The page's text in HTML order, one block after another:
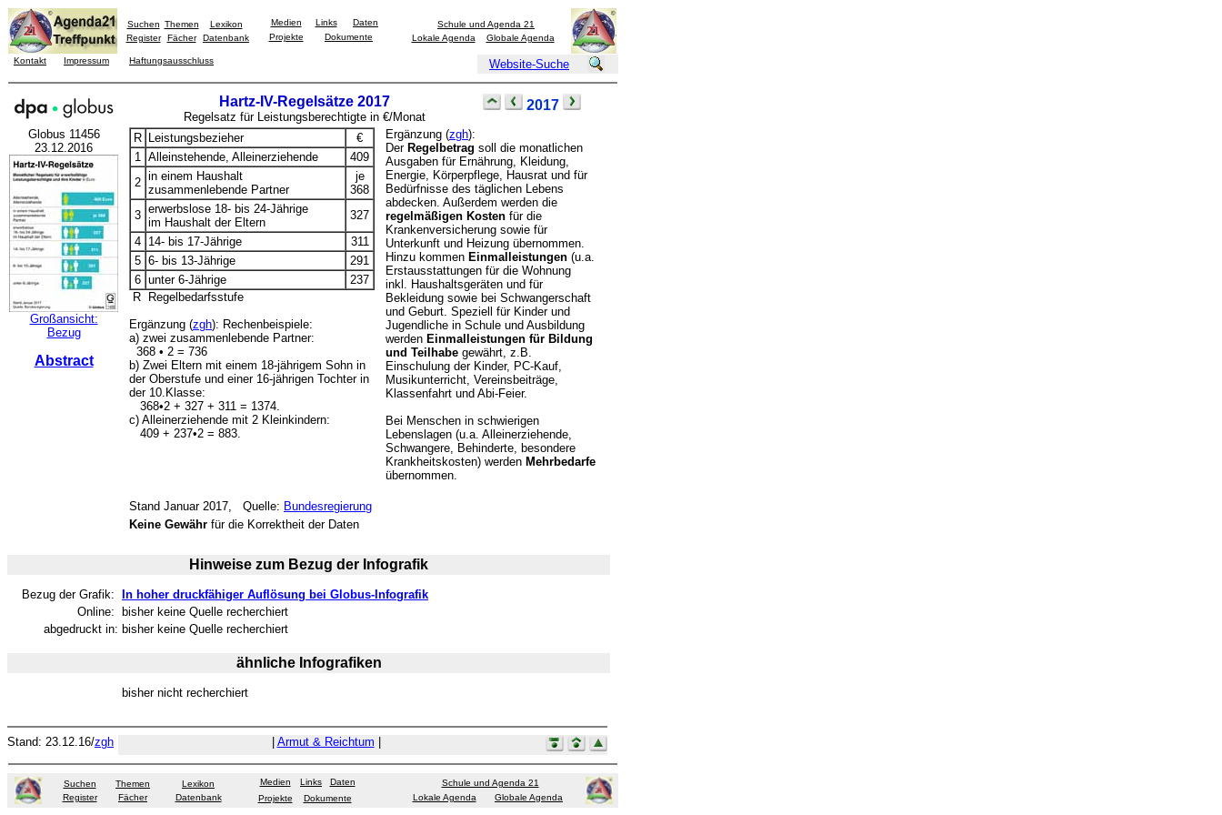
Suchen Themen
Lexikon
Register
Fächer Datenbank
Medien Links
Daten
Projekte
Dokumente
Schule und Agenda 21
Lokale Agenda
Globale Agenda
Kontakt Impressum Haftungsausschluss Website-Suche
Hartz-IV-Regelsätze 2017
Regelsatz für Leistungsberechtigte in €/Monat
2017
Globus 11456
23.12.2016
Großansicht:
Bezug
Abstract
R Leistungsbezieher
€
1 Alleinstehende, Alleinerziehende
409
2 in einem Haushalt
zusammenlebende Partner
je
368
3 erwerbslose 18- bis 24-Jährige
im Haushalt der Eltern
327
4 14- bis 17-Jährige
311
5 6- bis 13-Jährige
291
6 unter 6-Jährige
237
R Regelbedarfsstufe
Ergänzung (zgh): Rechenbeispiele:
a) zwei zusammenlebende Partner:
368 • 2 = 736
b) Zwei Eltern mit einem 18-jährigem Sohn in
der Oberstufe und einer 16-jährigen Tochter in
der 10.Klasse:
368•2 + 327 + 311 = 1374.
c) Alleinerziehende mit 2 Kleinkindern:
409 + 237•2 = 883.
Ergänzung (zgh):
Der Regelbetrag soll die monatlichen
Ausgaben für Ernährung, Kleidung,
Energie, Körperpflege, Hausrat und für
Bedürfnisse des täglichen Lebens
abdecken. Außerdem werden die
regelmäßigen Kosten für die
Krankenversicherung sowie für
Unterkunft und Heizung übernommen.
Hinzu kommen Einmalleistungen (u.a.
Erstausstattungen für die Wohnung
inkl. Haushaltsgeräten und für
Bekleidung sowie bei Schwangerschaft
und Geburt. Speziell für Kinder und
Jugendliche in Schule und Ausbildung
werden Einmalleistungen für Bildung
und Teilhabe gewährt, z.B.
Einschulung der Kinder, PC-Kauf,
Musikunterricht, Vereinsbeiträge,
Klassenfahrt und Abi-Feier.
Bei Menschen in schwierigen
Lebenslagen (u.a. Alleinerziehende,
Schwangere, Behinderte, besondere
Krankheitskosten) werden Mehrbedarfe
übernommen.
Stand Januar 2017, Quelle: Bundesregierung
Keine Gewähr für die Korrektheit der Daten
Hinweise zum Bezug der Infografik
Bezug der Grafik:
In hoher druckfähiger Auflösung bei Globus-Infografik
Online:
bisher keine Quelle recherchiert
abgedruckt in: bisher keine Quelle recherchiert
ähnliche Infografiken
bisher nicht recherchiert
Stand: 23.12.16/zgh Armut & Reichtum
Suchen Themen
Lexikon
Register
Fächer Datenbank
Medien Links
Daten
Projekte
Dokumente
Schule und Agenda 21
Lokale Agenda
Globale Agenda